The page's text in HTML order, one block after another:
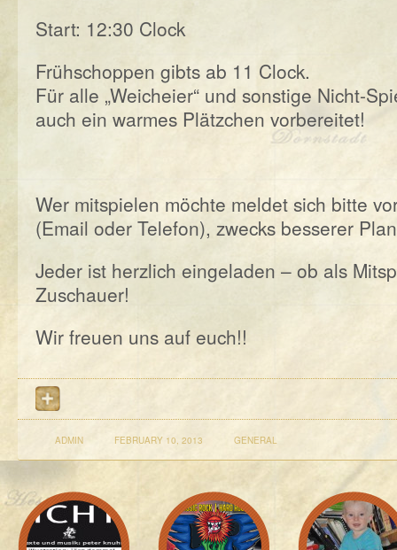
Start: 12:30 Clock
Frühschoppen gibts ab 11 Clock.
Für alle „Weicheier“ und sonstige Nicht-
auch ein warmes Plätzchen vorbereitet!
Wer mitspielen möchte meldet sich bitte
(Email oder Telefon), zwecks besserer
Jeder ist herzlich eingeladen – ob als
Zuschauer!
Wir freuen uns auf euch!!
ADMIN FEBRUARY 10, 2013 GENERAL